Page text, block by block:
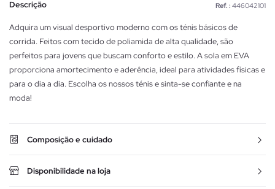
Descrição Ref. : 446042101
Adquira um visual desportivo moderno com os ténis básicos de
corrida. Feitos com tecido de poliamida de alta qualidade, são
perfeitos para jovens que buscam conforto e estilo. A sola em EVA
proporciona amortecimento e aderência, ideal para atividades físicas e
para o dia a dia. Escolha os nossos ténis e sinta-se confiante e na
moda!
Composição e cuidado
Disponibilidade na loja